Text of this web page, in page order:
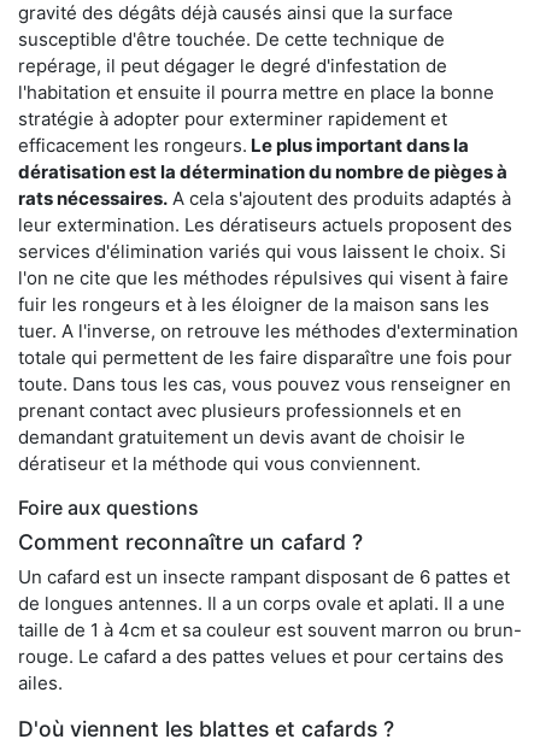
gravité des dégâts déjà causés ainsi que la surface
susceptible d'être touchée. De cette technique de
repérage, il peut dégager le degré d'infestation de
l'habitation et ensuite il pourra mettre en place la bonne
stratégie à adopter pour exterminer rapidement et
efficacement les rongeurs. Le plus important dans la
dératisation est la détermination du nombre de pièges à
rats nécessaires. A cela s'ajoutent des produits adaptés à
leur extermination. Les dératiseurs actuels proposent des
services d'élimination variés qui vous laissent le choix. Si
l'on ne cite que les méthodes répulsives qui visent à faire
fuir les rongeurs et à les éloigner de la maison sans les
tuer. A l'inverse, on retrouve les méthodes d'extermination
totale qui permettent de les faire disparaître une fois pour
toute. Dans tous les cas, vous pouvez vous renseigner en
prenant contact avec plusieurs professionnels et en
demandant gratuitement un devis avant de choisir le
dératiseur et la méthode qui vous conviennent.
Foire aux questions
Comment reconnaître un cafard ?
Un cafard est un insecte rampant disposant de 6 pattes et
de longues antennes. Il a un corps ovale et aplati. Il a une
taille de 1 à 4cm et sa couleur est souvent marron ou brun-
rouge. Le cafard a des pattes velues et pour certains des
ailes.
D'où viennent les blattes et cafards ?